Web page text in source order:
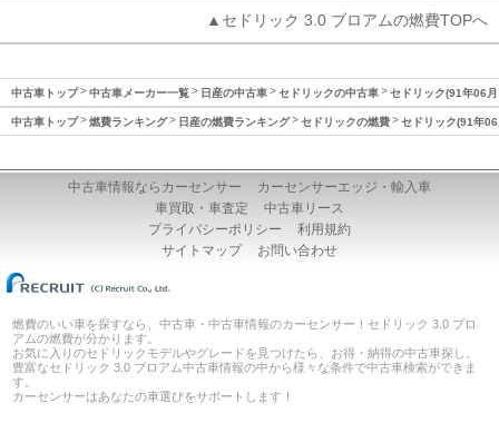
▲セドリック 3.0 ブロアムの燃費TOPへ
中古車トップ 中古車メーカー一覧 日産の中古車 セドリックの中古車 セドリック(91年06
中古車トップ 燃費ランキング 日産の燃費ランキング セドリックの燃費 セドリック(91年
中古車情報ならカーセンサー
カーセンサーエッジ・輸入車
車買取・車査定
中古車リース
プライバシーポリシー
利用規約
サイトマップ
お問い合わせ
燃費のいい車を探すなら、中古車・中古車情報のカーセンサー！セドリック 3.0 ブロ
アムの燃費が分かります。
お気に入りのセドリックモデルやグレードを見つけたら、お得・納得の中古車探し。
豊富なセドリック 3.0 ブロアム中古車情報の中から様々な条件で中古車検索ができま
す。
カーセンサーはあなたの車選びをサポートします！